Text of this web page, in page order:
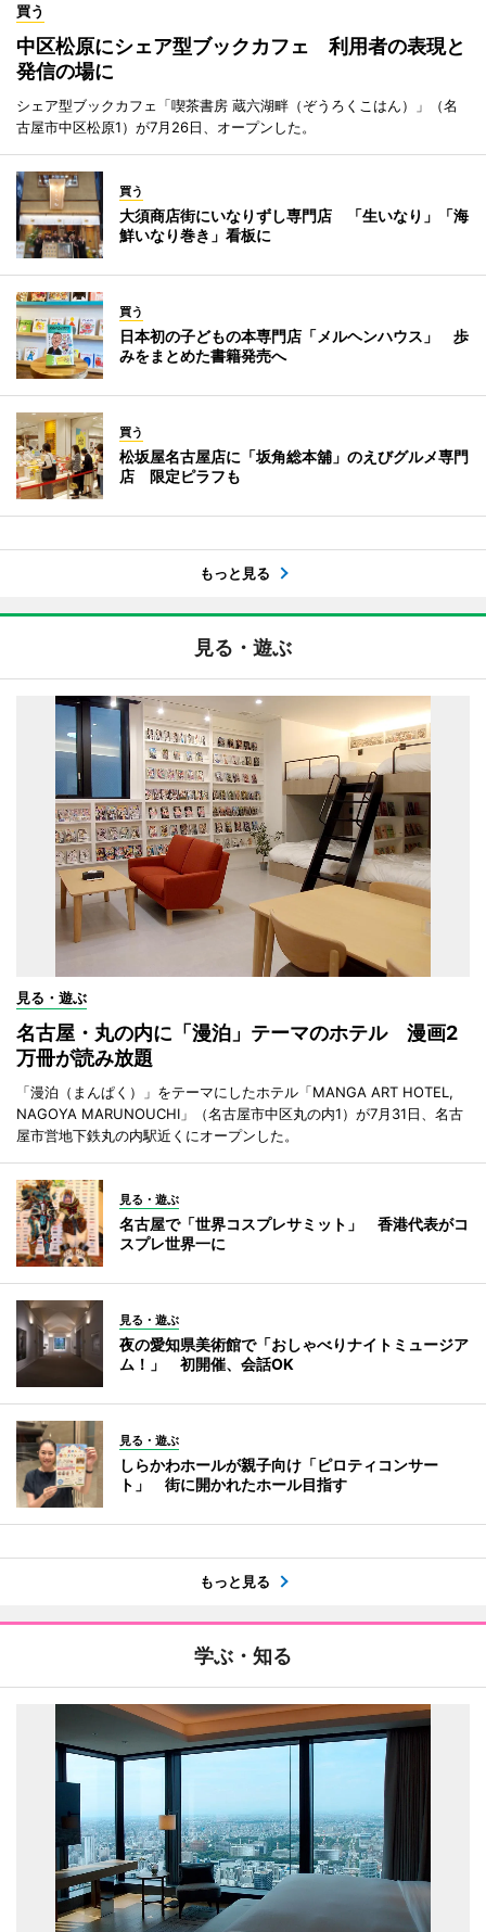
買う
中区松原にシェア型ブックカフェ 利用者の表現と
発信の場に
シェア型ブックカフェ「喫茶書房 蔵六湖畔（ぞうろくこはん）」（名
古屋市中区松原1）が7月26日、オープンした。
買う
大須商店街にいなりずし専門店 「生いなり」「海
鮮いなり巻き」看板に
買う
日本初の子どもの本専門店「メルヘンハウス」 歩
みをまとめた書籍発売へ
買う
松坂屋名古屋店に「坂角総本舖」のえびグルメ専門
店 限定ピラフも
もっと見る
見る・遊ぶ
見る・遊ぶ
名古屋・丸の内に「漫泊」テーマのホテル 漫画2
万冊が読み放題
「漫泊（まんぱく）」をテーマにしたホテル「MANGA ART HOTEL,
NAGOYA MARUNOUCHI」（名古屋市中区丸の内1）が7月31日、名古
屋市営地下鉄丸の内駅近くにオープンした。
見る・遊ぶ
名古屋で「世界コスプレサミット」 香港代表がコ
スプレ世界一に
見る・遊ぶ
夜の愛知県美術館で「おしゃべりナイトミュージア
ム！」 初開催、会話OK
見る・遊ぶ
しらかわホールが親子向け「ピロティコンサー
ト」 街に開かれたホール目指す
もっと見る
学ぶ・知る